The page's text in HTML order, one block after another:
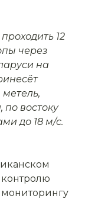
12
через
на
востоку
до 18 м/с.
мониторингу